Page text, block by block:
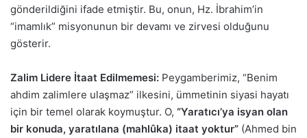
gönderildiğini ifade etmiştir. Bu, onun, Hz. İbrahim’in
“imamlık” misyonunun bir devamı ve zirvesi olduğunu
gösterir.
Zalim Lidere İtaat Edilmemesi: Peygamberimiz, “Benim
ahdim zalimlere ulaşmaz” ilkesini, ümmetinin siyasi hayatı
için bir temel olarak koymuştur. O, “Yaratıcı’ya isyan olan
bir konuda, yaratılana (mahlûka) itaat yoktur” (Ahmed bin